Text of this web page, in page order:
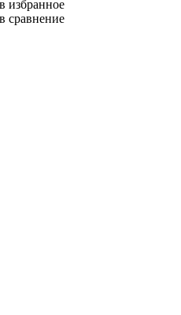
избранное
сравнение